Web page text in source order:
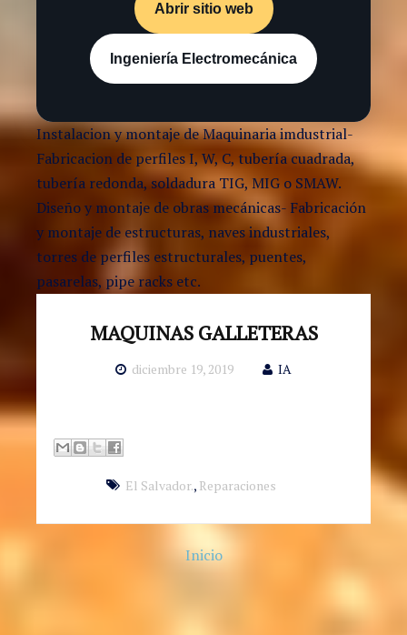
Abrir sitio web
Ingeniería Electromecánica
Instalacion y montaje de Maquinaria imdustrial-
Fabricacion de perfiles I, W, C, tubería cuadrada,
tubería redonda, soldadura TIG, MIG o SMAW.
Diseño y montaje de obras mecánicas- Fabricación
y montaje de estructuras, naves industriales,
torres de perfiles estructurales, puentes,
pasarelas, pipe racks etc.
MAQUINAS GALLETERAS
diciembre 19, 2019 IA
El Salvador., Reparaciones
Inicio